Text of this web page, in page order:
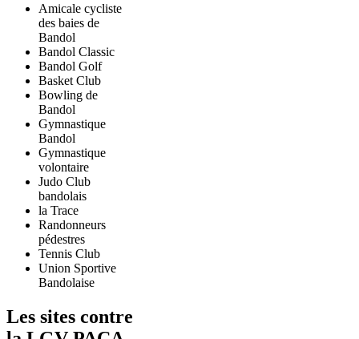
Amicale cycliste
des baies de
Bandol
Bandol Classic
Bandol Golf
Basket Club
Bowling de
Bandol
Gymnastique
Bandol
Gymnastique
volontaire
Judo Club
bandolais
la Trace
Randonneurs
pédestres
Tennis Club
Union Sportive
Bandolaise
Les sites contre